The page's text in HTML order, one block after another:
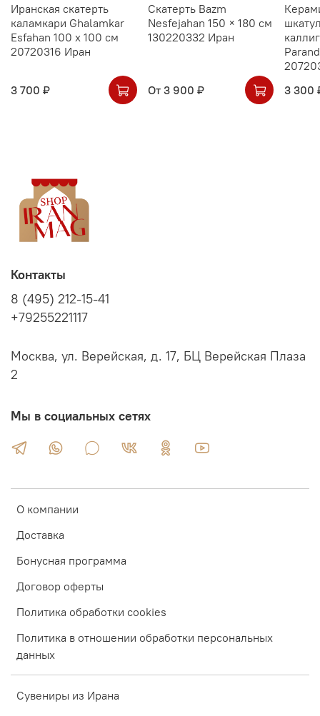
Иранская скатерть
каламкари Ghalamkar
Esfahan 100 х 100 см
20720316 Иран
3 700 ₽
Скатерть Bazm
Nesfejahan 150 × 180 см
130220332 Иран
От 3 900 ₽
3 300
О компании
Доставка
Бонусная программа
Договор оферты
Политика обработки cookies
Политика в отношении обработки персональных
данных
Сувениры из Ирана
Контакты
8 (495) 212-15-41
+79255221117
Москва, ул. Верейская, д. 17, БЦ Верейская Плаза
2
Мы в социальных сетях